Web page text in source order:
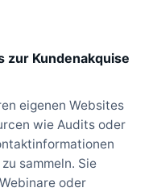
zur Kundenakquise
eigenen Websites
wie Audits oder
sammeln. Sie
oder